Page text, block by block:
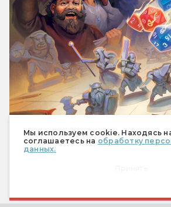
Мы используем cookie. Находясь
соглашаетесь на обработку
данных.